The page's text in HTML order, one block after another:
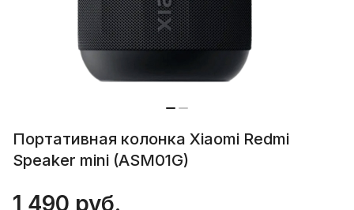
Портативная колонка Xiaomi Redmi
Speaker mini (ASM01G)
1 490 руб.